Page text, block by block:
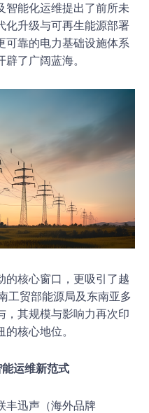
智能化运维提出了前所未
化升级与可再生能源部署
可靠的电力基础设施体系
了广阔蓝海。
的核心窗口，更吸引了越
工贸部能源局及东南亚多
，其规模与影响力再次印
核心地位。
运维新范式
丰迅声（海外品牌